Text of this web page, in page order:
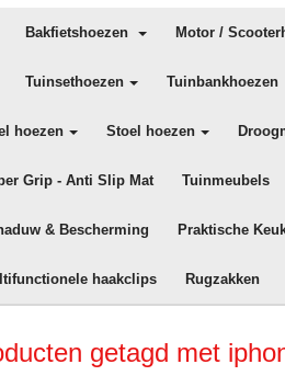
Bakfietshoezen Motor /
Tuinsethoezen Tuinbankhoezen
hoezen Stoel hoezen
Grip - Anti Slip Mat Tuinmeubels
& Bescherming Praktische
haakclips Rugzakken
getagd met